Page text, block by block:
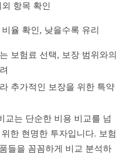
항목 확인
율 확인, 낮을수록 유리
보험료 선택, 보장 범위와의
추가적인 보장을 위한 특약
교는 단순한 비용 비교를 넘
한 현명한 투자입니다. 보험
들을 꼼꼼하게 비교 분석하